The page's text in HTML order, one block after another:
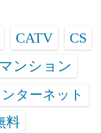
CATV CS
ンション
ターネット
料